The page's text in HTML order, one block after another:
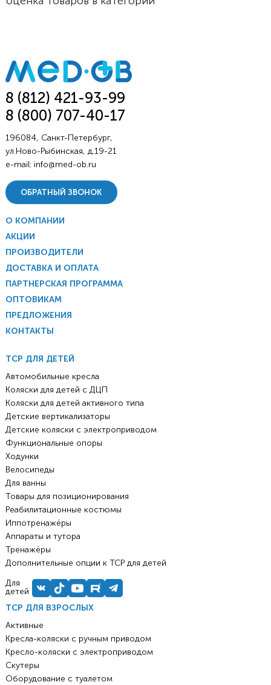
8 (812) 421-93-99
8 (800) 707-40-17
196084, Санкт-Петербург,
ул.Ново-Рыбинская, д.19-21
e-mail: info@med-ob.ru
ОБРАТНЫЙ ЗВОНОК
О КОМПАНИИ
АКЦИИ
ПРОИЗВОДИТЕЛИ
ДОСТАВКА И ОПЛАТА
ПАРТНЕРСКАЯ ПРОГРАММА
ОПТОВИКАМ
ПРЕДЛОЖЕНИЯ
КОНТАКТЫ
ТСР ДЛЯ ВЗРОСЛЫХ
Активные
Кресла-коляски с ручным приводом
Кресло-коляски с электроприводом
Скутеры
Оборудование с туалетом
ТСР ДЛЯ ДЕТЕЙ
Автомобильные кресла
Коляски для детей с ДЦП
Коляски для детей активного типа
Детские вертикализаторы
Детские коляски с электроприводом
Функциональные опоры
Ходунки
Велосипеды
Для ванны
Товары для позиционирования
Реабилитационные костюмы
Иппотренажёры
Аппараты и тутора
Тренажёры
Дополнительные опции к ТСР для детей
Для
детей